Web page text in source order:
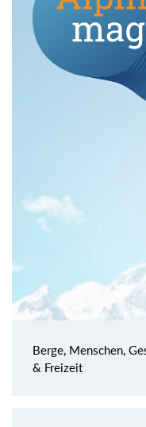
Berge, Menschen,
& Freizeit